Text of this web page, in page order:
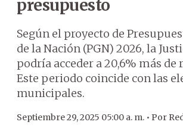
presupuesto
Según el proyecto de
de la Nación (PGN) 2026, la
podría acceder a 20,6% más de
Este periodo coincide con las
municipales.
Septiembre 29, 2025 05:00 a. m. • Por